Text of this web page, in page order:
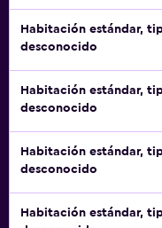
Habitación estándar,
desconocido
Habitación estándar,
desconocido
Habitación estándar,
desconocido
Habitación estándar,